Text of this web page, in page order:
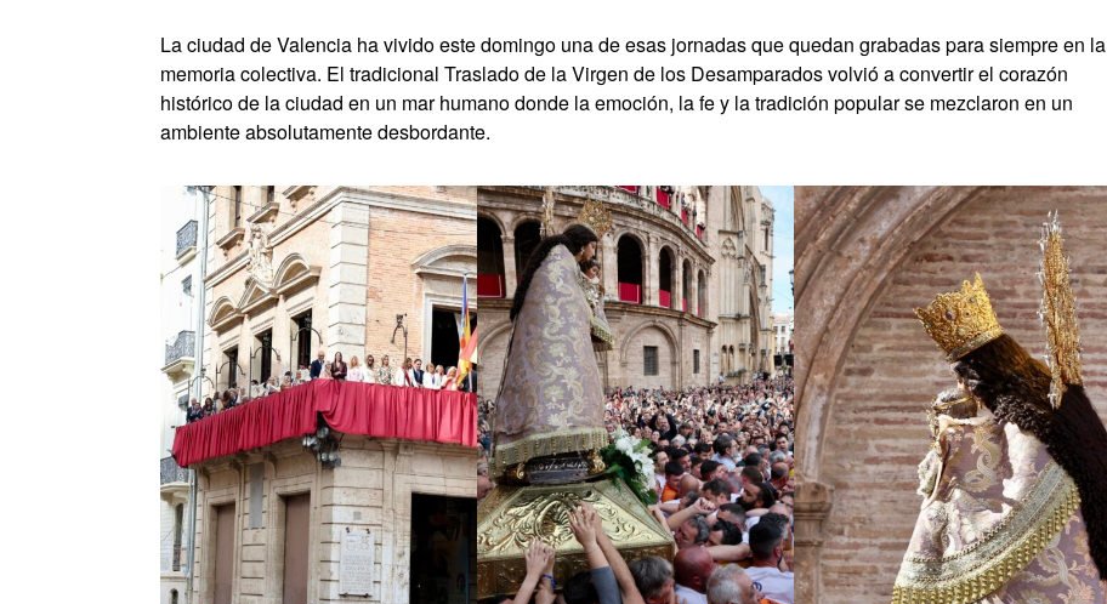
La ciudad de Valencia ha vivido este domingo una de esas jornadas que quedan grabadas para siempre en la
memoria colectiva. El tradicional Traslado de la Virgen de los Desamparados volvió a convertir el corazón
histórico de la ciudad en un mar humano donde la emoción, la fe y la tradición popular se mezclaron en un
ambiente absolutamente desbordante.